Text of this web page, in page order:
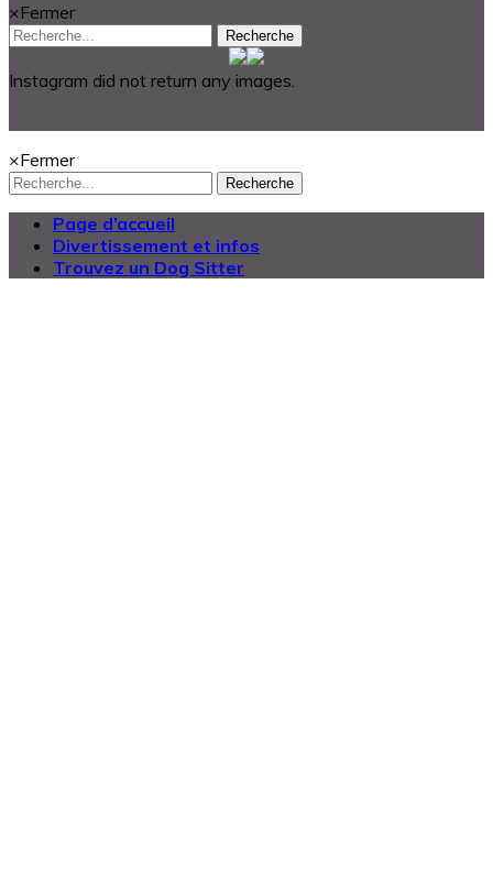
×Fermer
Recherche
Instagram did not return any images.
×Fermer
Recherche
Page d’accueil
Divertissement et infos
Trouvez un Dog Sitter